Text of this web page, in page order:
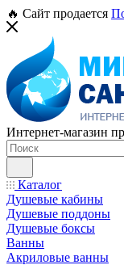
🔥 Сайт продается
Интернет-магазин
Каталог
Душевые кабины
Душевые поддоны
Душевые боксы
Ванны
Акриловые ванны